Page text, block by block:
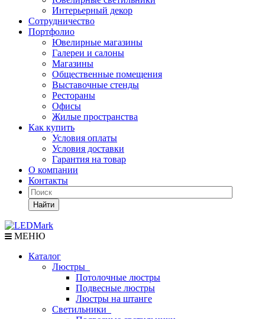
Интерьерный декор
Сотрудничество
Портфолио
Ювелирные магазины
Галереи и салоны
Магазины
Общественные помещения
Выставочные стенды
Рестораны
Офисы
Жилые пространства
Как купить
Условия оплаты
Условия доставки
Гарантия на товар
О компании
Контакты
Найти
МЕНЮ
Каталог
Люстры
Потолочные люстры
Подвесные люстры
Люстры на штанге
Светильники